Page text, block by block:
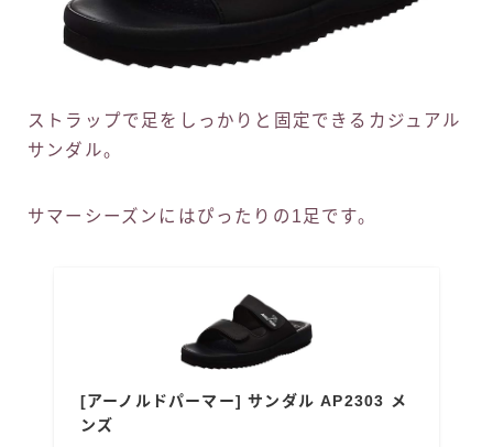
ストラップで足をしっかりと固定できるカジュアル
サンダル。
サマーシーズンにはぴったりの1足です。
[アーノルドパーマー] サンダル AP2303 メ
ンズ